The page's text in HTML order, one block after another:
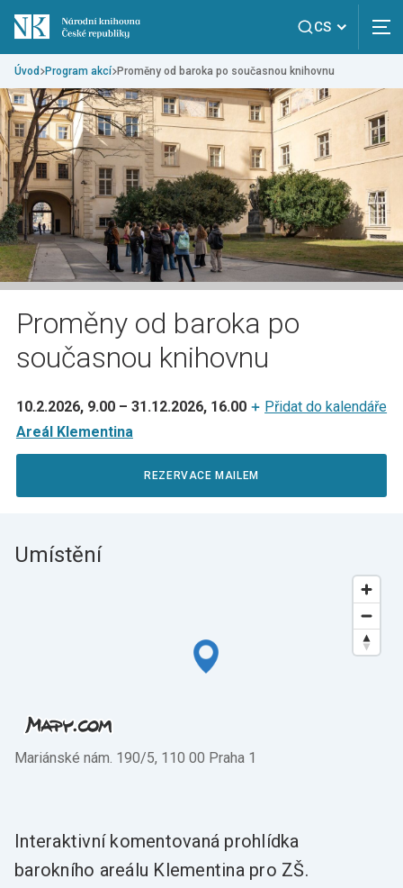
CS
Úvod Program akcí Proměny od baroka po současnou knihovnu
Proměny od baroka po
současnou knihovnu
10.2.2026, 9.00– 31.12.2026, 16.00
Přidat do kalendáře
Areál Klementina
REZERVACE MAILEM
Umístění
Mariánské nám. 190/5, 110 00 Praha 1
Interaktivní komentovaná prohlídka
barokního areálu Klementina pro ZŠ.